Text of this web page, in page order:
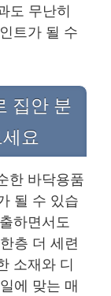
도 무난히
트가 될 수
집안 분
요
한 바닥용품
될 수 있습
하면서도
층 더 세련
소재와 디
에 맞는 매